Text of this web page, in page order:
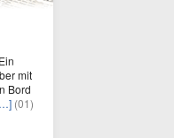
mit
Bord
(01)